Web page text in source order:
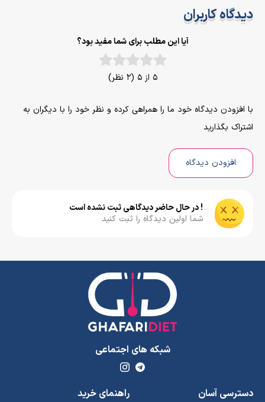
دیدگاه کاربران
آیا این مطلب برای شما مفید بود؟
5 از 5 (2 نظر)
با افزودن دیدگاه خود ما را همراهی کرده و نظر خود را با دیگران به
اشتراک بگذارید
افزودن دیدگاه
! در حال حاضر دیدگاهی ثبت نشده است
شما اولین دیدگاه را ثبت کنید
شبکه های اجتماعی
دسترسی آسان راهنمای خرید